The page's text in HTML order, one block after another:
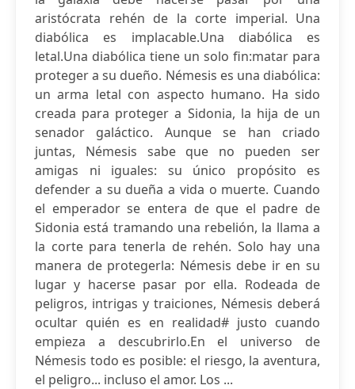
aristócrata rehén de la corte imperial. Una
diabólica es implacable.Una diabólica es
letal.Una diabólica tiene un solo fin:matar para
proteger a su dueño. Némesis es una diabólica:
un arma letal con aspecto humano. Ha sido
creada para proteger a Sidonia, la hija de un
senador galáctico. Aunque se han criado
juntas, Némesis sabe que no pueden ser
amigas ni iguales: su único propósito es
defender a su dueña a vida o muerte. Cuando
el emperador se entera de que el padre de
Sidonia está tramando una rebelión, la llama a
la corte para tenerla de rehén. Solo hay una
manera de protegerla: Némesis debe ir en su
lugar y hacerse pasar por ella. Rodeada de
peligros, intrigas y traiciones, Némesis deberá
ocultar quién es en realidad# justo cuando
empieza a descubrirlo.En el universo de
Némesis todo es posible: el riesgo, la aventura,
el peligro... incluso el amor. Los ...